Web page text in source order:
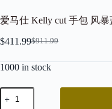
爱马仕 Kelly cut 手包 风
$911.99
Original
was:
$411.99Current
is:
1000 in stock
爱
马